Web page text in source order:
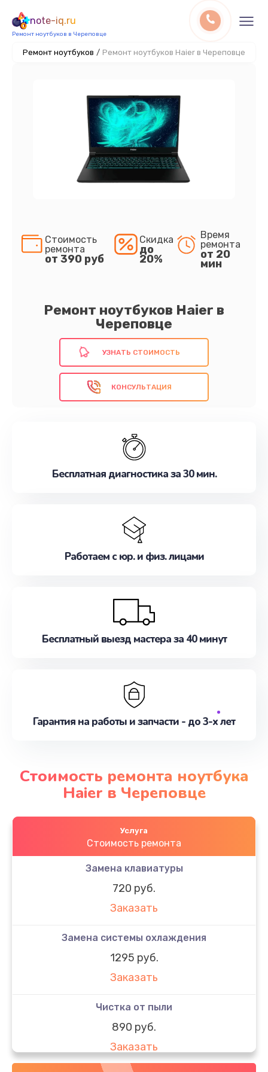
note-iq.ru
Ремонт ноутбуков в Череповце
Ремонт ноутбуков / Ремонт ноутбуков Haier в Череповце
Ремонт ноутбуков Haier в
Череповце
Стоимость
ремонта
от 390 руб
Скидка
до
20%
Время
ремонта
от 20
мин
УЗНАТЬ СТОИМОСТЬ
КОНСУЛЬТАЦИЯ
Бесплатная диагностика за 30 мин.
Работаем с юр. и физ. лицами
Бесплатный выезд мастера за 40 минут
Гарантия на работы и запчасти - до 3-х лет
Стоимость ремонта ноутбука
Haier в Череповце
Услуга
Стоимость ремонта
Замена клавиатуры
720 руб.
Заказать
Замена системы охлаждения
1295 руб.
Заказать
Чистка от пыли
890 руб.
Заказать